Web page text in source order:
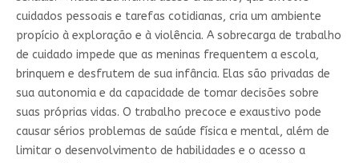
cuidados pessoais e tarefas cotidianas, cria um ambiente
propício à exploração e à violência. A sobrecarga de trabalho
de cuidado impede que as meninas frequentem a escola,
brinquem e desfrutem de sua infância. Elas são privadas de
sua autonomia e da capacidade de tomar decisões sobre
suas próprias vidas. O trabalho precoce e exaustivo pode
causar sérios problemas de saúde física e mental, além de
limitar o desenvolvimento de habilidades e o acesso a